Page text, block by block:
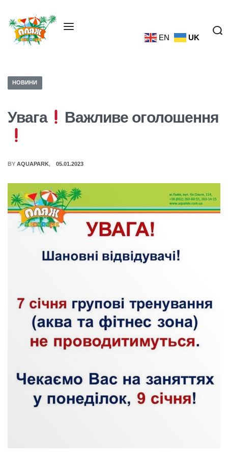
EN UK
НОВИНИ
Увага Важливe оголошення
BY AQUAPARK 05.01.2023